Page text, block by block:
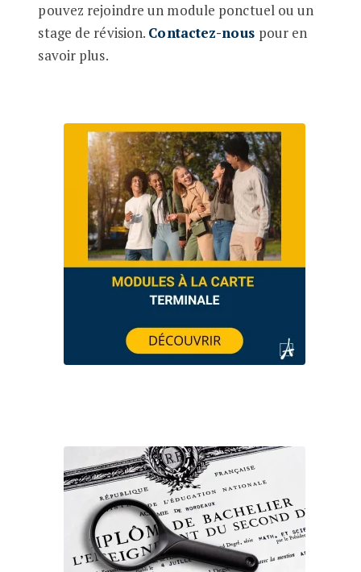
pouvez rejoindre un module ponctuel ou un
stage de révision. Contactez-nous pour en
savoir plus.